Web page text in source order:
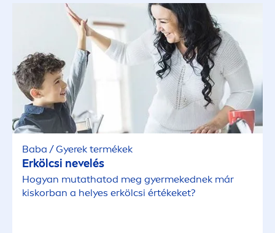
Baba / Gyerek termékek
Erkölcsi nevelés
Hogyan mutathatod meg gyermekednek már
kiskorban a helyes erkölcsi értékeket?